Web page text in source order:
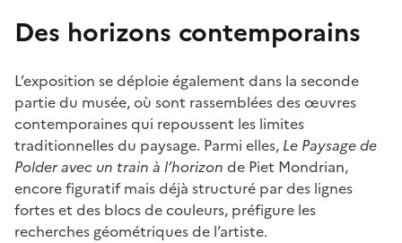
Des horizons contemporains
L’exposition se déploie également dans la seconde
partie du musée, où sont rassemblées des œuvres
contemporaines qui repoussent les limites
traditionnelles du paysage. Parmi elles, Le Paysage de
Polder avec un train à l’horizon de Piet Mondrian,
encore figuratif mais déjà structuré par des lignes
fortes et des blocs de couleurs, préfigure les
recherches géométriques de l’artiste.